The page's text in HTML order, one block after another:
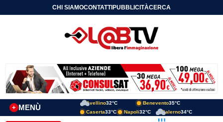
CHI SIAMOCONTATTIPUBBLICITÀCERCA
MENÙ
+
Avellino32°C Benevento35°C
Caserta33°C Napoli32°C Salerno34°C